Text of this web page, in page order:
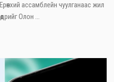
ассамблейн чуулганаас жил
Олон ...